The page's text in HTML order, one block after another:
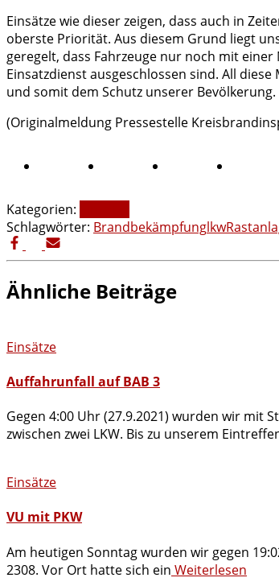
Einsätze wie dieser zeigen, dass auch in
oberste Priorität. Aus diesem Grund liegt
geregelt, dass Fahrzeuge nur noch mit
Einsatzdienst ausgeschlossen sind. All
und somit dem Schutz unserer Bevölkerung.
(Originalmeldung Pressestelle
Kategorien:
Schlagwörter: Brandbekämpfunglkw
Ähnliche Beiträge
Einsätze
Auffahrunfall auf BAB 3
Gegen 4:00 Uhr (27.9.2021) wurden wir mit
zwischen zwei LKW. Bis zu unserem
Einsätze
VU mit PKW
Am heutigen Sonntag wurden wir gegen
2308. Vor Ort hatte sich ein Weiterlesen